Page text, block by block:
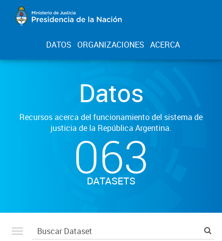
DATOS ORGANIZACIONES ACERCA
Datos
Recursos acerca del funcionamiento del sistema de
justicia de la República Argentina.
063
DATASETS